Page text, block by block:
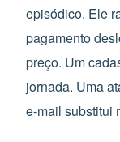
episódico. Ele
pagamento
preço. Um
jornada. Uma
e-mail substitui